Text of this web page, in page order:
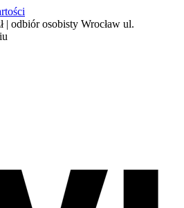
| odbiór osobisty Wrocław ul.